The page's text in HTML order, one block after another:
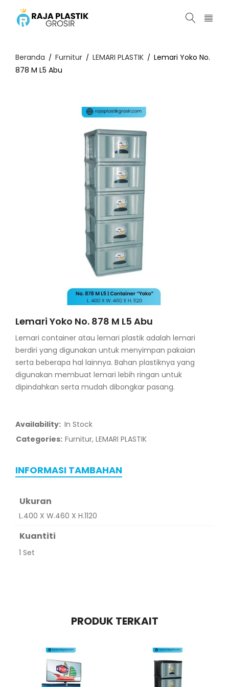
Beranda / Furnitur / LEMARI PLASTIK / Lemari Yoko No.
878 M L5 Abu
Lemari Yoko No. 878 M L5 Abu
Lemari container atau lemari plastik adalah lemari
berdiri yang digunakan untuk menyimpan pakaian
serta beberapa hal lainnya. Bahan plastiknya yang
digunakan membuat lemari lebih ringan untuk
dipindahkan serta mudah dibongkar pasang.
Availability: In Stock
Categories: Furnitur, LEMARI PLASTIK
INFORMASI TAMBAHAN
Ukuran
L.400 X W.460 X H.1120
Kuantiti
1 Set
PRODUK TERKAIT